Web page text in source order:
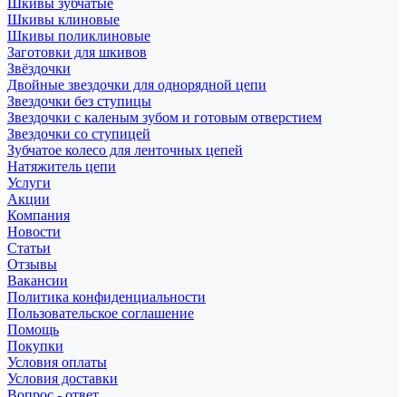
Шкивы зубчатые
Шкивы клиновые
Шкивы поликлиновые
Заготовки для шкивов
Звёздочки
Двойные звездочки для однорядной цепи
Звездочки без ступицы
Звездочки с каленым зубом и готовым отверстием
Звездочки со ступицей
Зубчатое колесо для ленточных цепей
Натяжитель цепи
Услуги
Акции
Компания
Новости
Статьи
Отзывы
Вакансии
Политика конфиденциальности
Пользовательское соглашение
Помощь
Покупки
Условия оплаты
Условия доставки